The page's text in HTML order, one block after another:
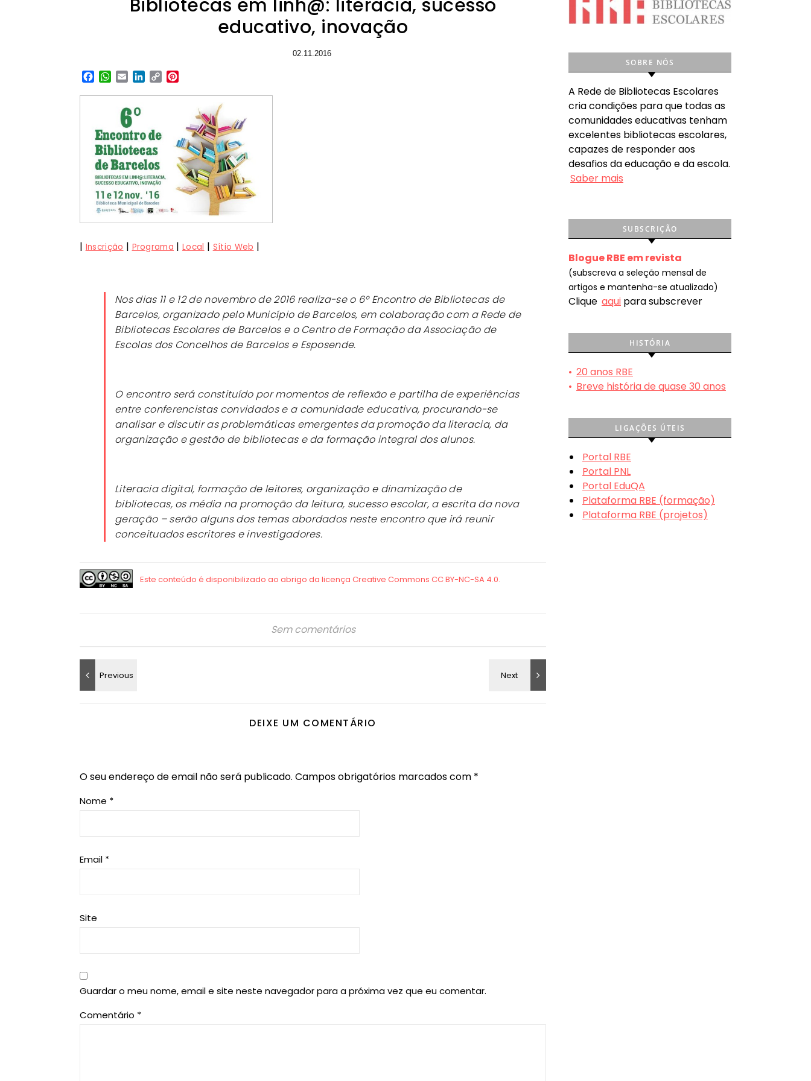
Bibliotecas em linh@: literacia, sucesso
educativo, inovação
02.11.2016
Facebook
WhatsApp
EmailLinkedIn
Copy
| Inscrição | Programa |Local | Sítio Web |
Nos dias 11 e 12 de novembro de 2016 realiza-se o 6º Encontro de Bibliotecas de
Barcelos, organizado pelo Município de Barcelos, em colaboração com a Rede de
Bibliotecas Escolares de Barcelos e o Centro de Formação da Associação de
Escolas dos Concelhos de Barcelos e Esposende.
O encontro será constituído por momentos de reflexão e partilha de experiências
entre conferencistas convidados e a comunidade educativa, procurando-se
analisar e discutir as problemáticas emergentes da promoção da literacia, da
organização e gestão de bibliotecas e da formação integral dos alunos.
Literacia digital, formação de leitores, organização e dinamização de
bibliotecas, os média na promoção da leitura, sucesso escolar, a escrita da nova
geração – serão alguns dos temas abordados neste encontro que irá reunir
conceituados escritores e investigadores.
Sem comentários
DEIXE UM COMENTÁRIO
O seu endereço de email não será publicado. Campos obrigatórios marcados com *
Nome *
Email *
Site
Guardar o meu nome, email e site neste navegador para a próxima vez que eu comentar.
Comentário *
SOBRE NÓS
A Rede de Bibliotecas Escolares
cria condições para que todas as
comunidades educativas tenham
excelentes bibliotecas escolares,
capazes de responder aos
desafios da educação e da escola.
Saber mais
SUBSCRIÇÃO
Blogue RBE em revista
(subscreva a seleção mensal de
artigos e mantenha-se atualizado)
Clique aqui para subscrever
HISTÓRIA
• 20 anos RBE
• Breve história de quase 30 anos
LIGAÇÕES ÚTEIS
Portal RBE
Portal PNL
Portal EduQA
Plataforma RBE (formação)
Plataforma RBE (projetos)